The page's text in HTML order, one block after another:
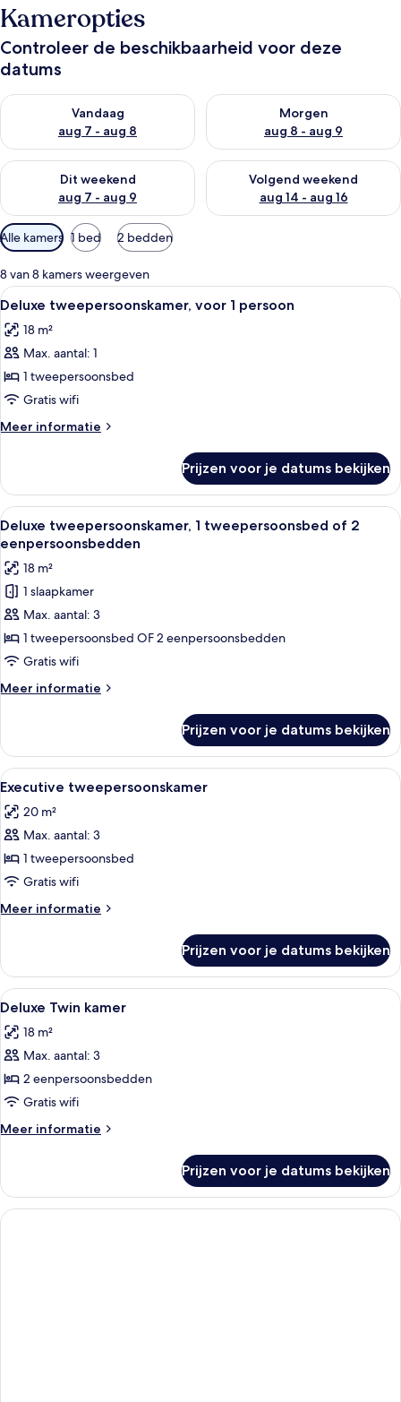
Kameropties
Controleer de beschikbaarheid voor deze
datums
Vandaag
aug 7 - aug 8
De beschikbaarheid controleren voor vanavond aug 7 - aug 8
Morgen
aug 8 - aug 9
De beschikbaarheid
Dit weekend
aug 7 - aug 9
De beschikbaarheid controleren voor dit weekend aug 7 -
Volgend weekend
aug 14 - aug 16
De beschikbaarheid
Beschikbare
filters
voor
kamers
Alle kamers 1 bed 2 bedden
8 van 8 kamers weergeven
Alle
foto's
voor
Deluxe
tweepersoonskamer,
voor
1
persoon
Hotelkamer met een bed, een
6
Deluxe tweepersoonskamer, voor 1 persoon
18 m²
Max. aantal: 1
1 tweepersoonsbed
Gratis wifi
Meer informatie
Meer
tweepersoonskamer,
voor
1
persoon
Prijzen voor je datums bekijken
Alle
foto's
voor
Deluxe
tweepersoonskamer,
1
tweepersoonsbed
of
2
eenpersoonsbedden
Hotelkamer met een bed, een
13
Deluxe tweepersoonskamer, 1 tweepersoonsbed of 2
eenpersoonsbedden
18 m²
1 slaapkamer
Max. aantal: 3
1 tweepersoonsbed OF 2 eenpersoonsbedden
Gratis wifi
Meer informatie
Meer
tweepersoonskamer,
tweepersoonsbed
2
eenpersoonsbedden
Prijzen voor je datums bekijken
Alle
foto's
voor
Executive
tweepersoonskamer
laden
Een hotelkamer met een bed, een
8
Executive tweepersoonskamer
20 m²
Max. aantal: 3
1 tweepersoonsbed
Gratis wifi
Meer informatie
Meer
tweepersoonskamer
Prijzen voor je datums bekijken
Alle
foto's
voor
Deluxe
Twin
kamer
laden
Een bed met witte beddengoed, een
7
Deluxe Twin kamer
18 m²
Max. aantal: 3
2 eenpersoonsbedden
Gratis wifi
Meer informatie
Meer
Twin
kamer
Prijzen voor je datums bekijken